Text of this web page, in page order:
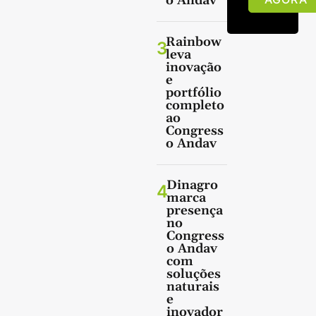
3Rainbow
leva
inovação
e
portfólio
completo
ao
Congress
o Andav
4Dinagro
marca
presença
no
Congress
o Andav
com
soluções
naturais
e
inovador